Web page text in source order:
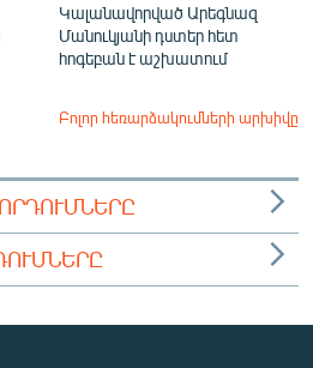
Կալանավորված Արեգնազ
Մանուկյանի դստեր հետ
հոգեբան է աշխատում
Բոլոր հեռարձակումների արխիվը